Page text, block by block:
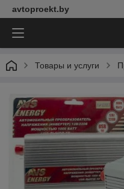
avtoproekt.by
Товары и услуги